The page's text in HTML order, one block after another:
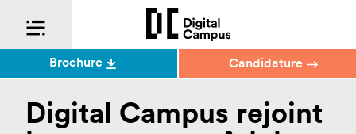
Digital Campus rejoint
Brochure Candidature